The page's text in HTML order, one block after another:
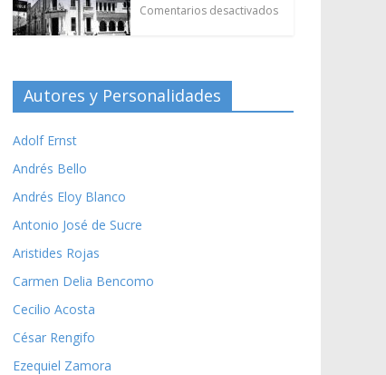
Comentarios desactivados
Autores y Personalidades
Adolf Ernst
Andrés Bello
Andrés Eloy Blanco
Antonio José de Sucre
Aristides Rojas
Carmen Delia Bencomo
Cecilio Acosta
César Rengifo
Ezequiel Zamora